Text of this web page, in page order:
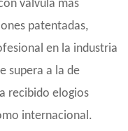
válvula más
patentadas,
en la industria
supera a la de
recibido elogios
internacional.